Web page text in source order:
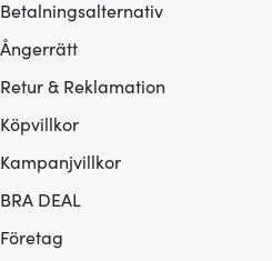
Betalningsalternativ
Ångerrätt
Retur & Reklamation
Köpvillkor
Kampanjvillkor
BRA DEAL
Företag